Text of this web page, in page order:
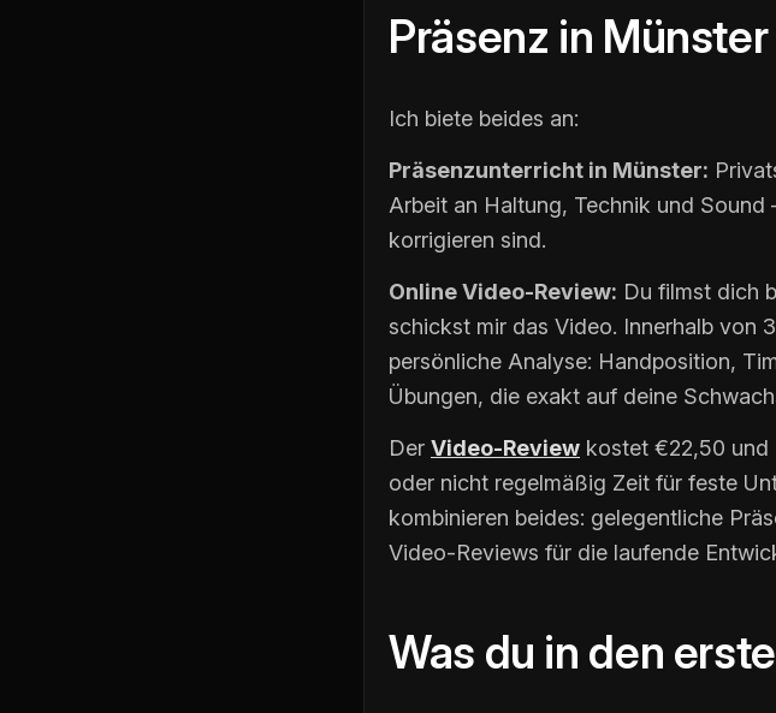
Präsenz in
Ich biete beides an:
Präsenzunterricht in Münster:
Arbeit an Haltung, Technik und
korrigieren sind.
Online Video-Review: Du filmst dich
schickst mir das Video. Innerhalb von
persönliche Analyse: Handposition,
Übungen, die exakt auf deine
Der Video-Review kostet €22,50 und
oder nicht regelmäßig Zeit für feste
kombinieren beides: gelegentliche
Video-Reviews für die laufende
Was du in den